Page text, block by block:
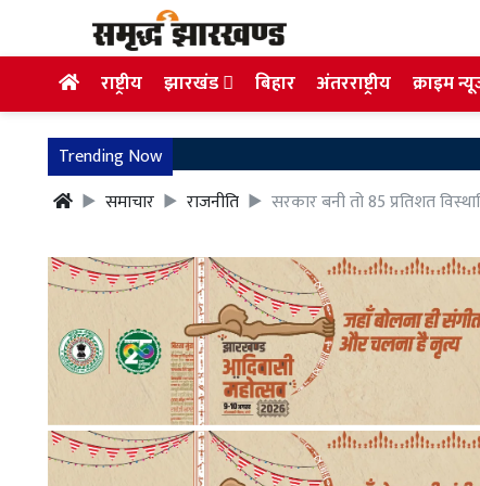
राष्ट्रीय झारखंड बिहार अंतरराष्ट्रीय क्राइम
Trending Now
समाचार
राजनीति सरकार बनी तो 85 प्रतिशत